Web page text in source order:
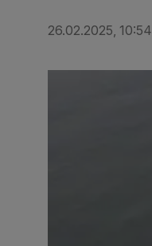
26.02.2025, 10:54